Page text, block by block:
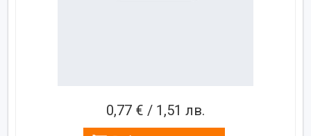
0,77 € / 1,51 лв.